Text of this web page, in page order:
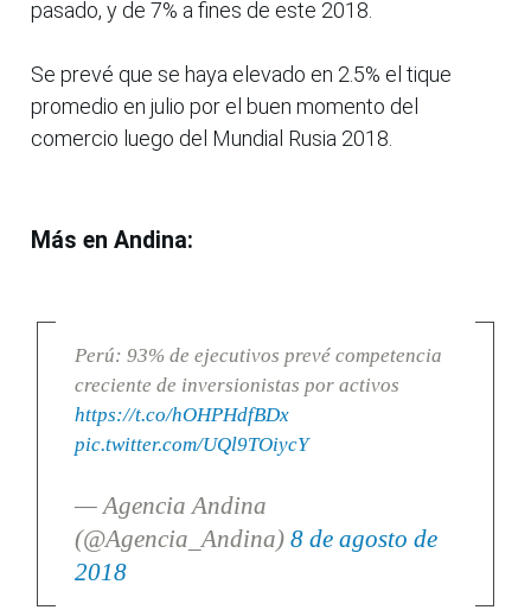
pasado, y de 7% a fines de este 2018.
Se prevé que se haya elevado en 2.5% el tique
promedio en julio por el buen momento del
comercio luego del Mundial Rusia 2018.
Más en Andina:
Perú: 93% de ejecutivos prevé competencia
creciente de inversionistas por activos
https://t.co/hOHPHdfBDx
pic.twitter.com/UQl9TOiycY
— Agencia Andina
(@Agencia_Andina) 8 de agosto de
2018